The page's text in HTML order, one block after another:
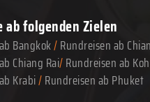
ab folgenden Zielen
Bangkok/Rundreisen ab
Chiang Rai/Rundreisen ab
Krabi/Rundreisen ab Phuket